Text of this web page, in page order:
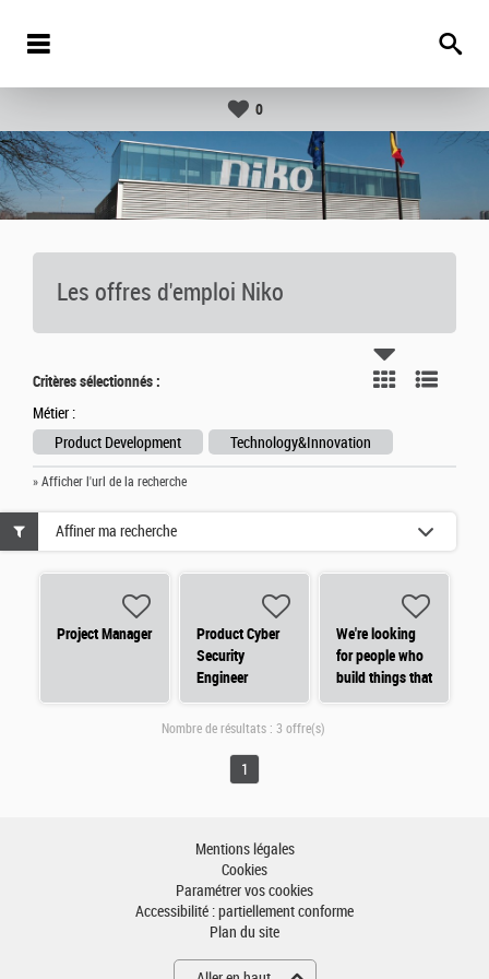
0
Les offres d'emploi Niko
Critères sélectionnés :
Métier :
Product Development
Technology&Innovation
» Afficher l'url de la recherche
Project Manager
Product Cyber
Security
Engineer
We're looking
for people who
build things that
matter.
Affiner ma recherche
Nombre de résultats : 3 offre(s)
1
Mentions légales
Cookies
Paramétrer vos cookies
Accessibilité : partiellement conforme
Plan du site